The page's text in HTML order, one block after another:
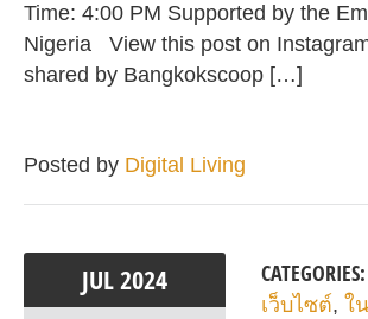
Time: 4:00 PM Supported by the
Nigeria View this post on
shared by Bangkokscoop […]
Posted by Digital Living
JUL2024 CATEGORIES:
เว็บไซต์, ใ